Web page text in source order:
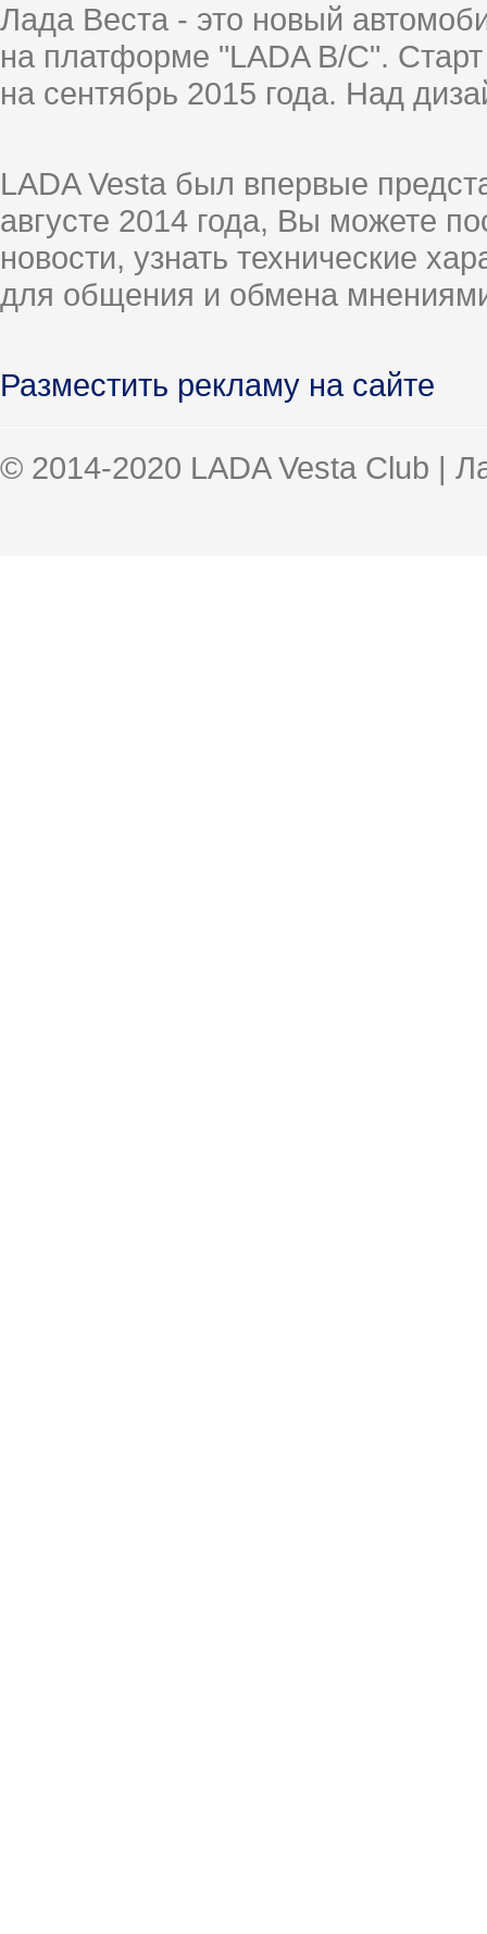
Лада Веста - это новый
на платформе "LADA B/C".
на сентябрь 2015 года. Над
LADA Vesta был впервые
августе 2014 года, Вы можете
новости, узнать технические
для общения и обмена
Разместить рекламу на сайте
© 2014-2020 LADA Vesta Club |